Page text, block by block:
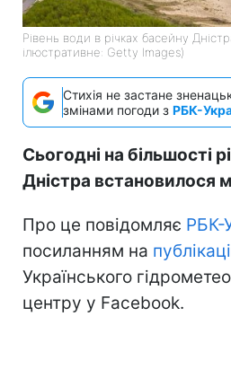
Рівень води в річках басейну
ілюстративне: Getty Images)
Стихія не застане
змінами погоди з РБК-
Сьогодні на більшості
Дністра встановилося
Про це повідомляє РБК-
посиланням на
Українського
центру у Facebook.